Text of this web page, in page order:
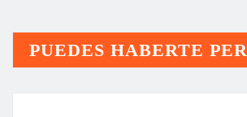
PUEDES HABERTE